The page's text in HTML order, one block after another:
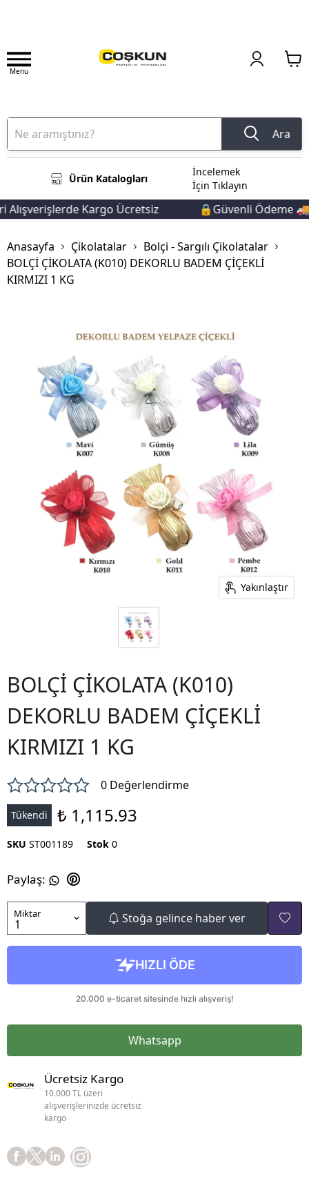
Menu
Ara
Ürün Katalogları
İncelemek
İçin Tıklayın
Kargo Ücretsiz 🔒Güvenli Ödeme
Anasayfa Çikolatalar
Bolçi - Sargılı Çikolatalar
BOLÇİ ÇİKOLATA (K010) DEKORLU BADEM ÇİÇEKLİ
KIRMIZI 1 KG
Yakınlaştır
BOLÇİ ÇİKOLATA (K010)
DEKORLU BADEM ÇİÇEKLİ
KIRMIZI 1 KG
0 Değerlendirme
Tükendi ₺ 1,115.93
SKU ST001189 Stok 0
Paylaş:
Miktar Stoğa gelince haber ver
Whatsapp
Ücretsiz Kargo
10.000 TL üzeri
alışverişlerinizde ücretsiz
kargo